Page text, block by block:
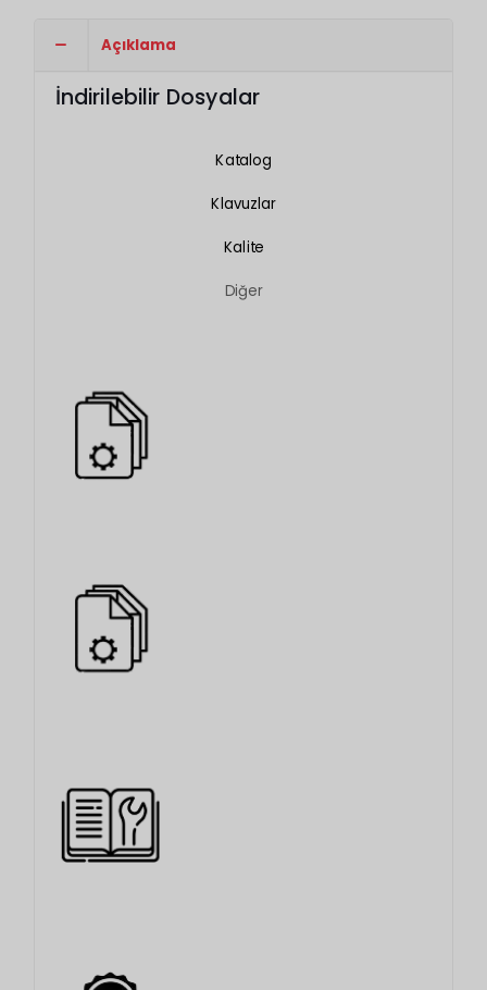
Açıklama
İndirilebilir Dosyalar
Katalog
Klavuzlar
Kalite
Diğer